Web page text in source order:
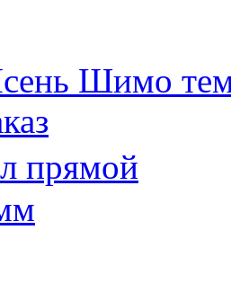
Шимо
прямой